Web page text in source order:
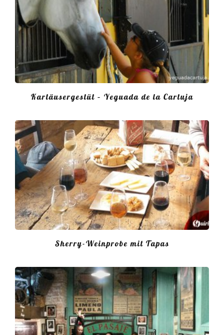
Kartäusergestüt – Yeguada de la Cartuja
Sherry-Weinprobe mit Tapas